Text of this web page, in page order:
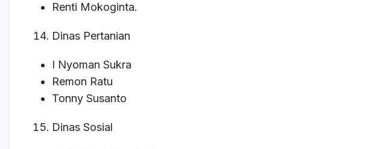
Renti Mokoginta.
Dinas Pertanian
I Nyoman Sukra
Remon Ratu
Tonny Susanto
Dinas Sosial